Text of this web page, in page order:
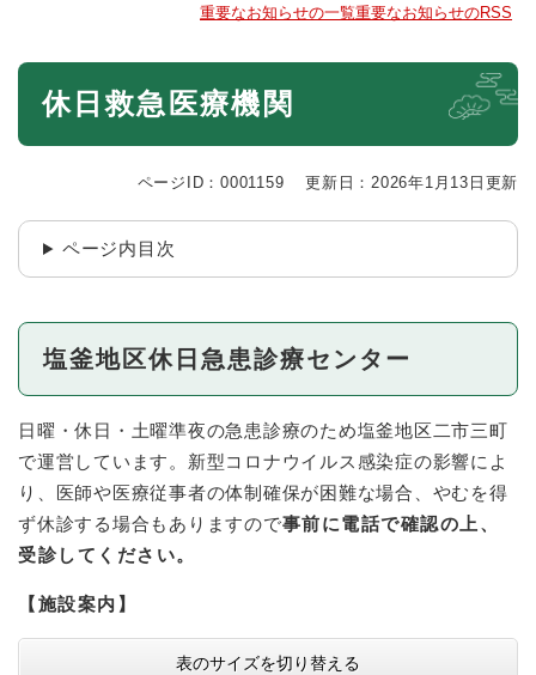
重要なお知らせの一覧重要なお知らせのRSS
本
休日救急医療機関
ページID：0001159 更新日：2026年1月13日更新
ページ内目次
塩釜地区休日急患診療センター
日曜・休日・土曜準夜の急患診療のため塩釜地区二市三町
で運営しています。新型コロナウイルス感染症の影響によ
り、医師や医療従事者の体制確保が困難な場合、やむを得
ず休診する場合もありますので事前に電話で確認の上、
受診してください。
【施設案内】
表のサイズを切り替える